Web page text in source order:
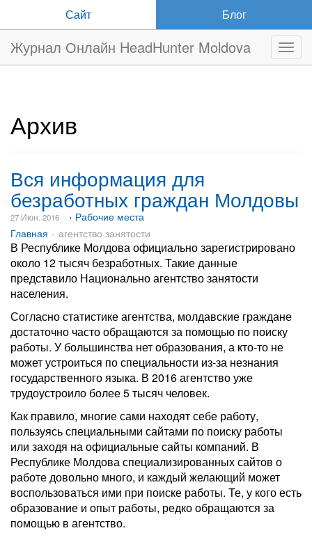
Сайт Блог
Журнал Онлайн HeadHunter Moldova
Архив
Вся информация для
безработных граждан Молдовы
27 Июн. 2016
› Рабочие места
Главная
агентство занятости
В Республике Молдова официально зарегистрировано
около 12 тысяч безработных. Такие данные
представило Национально агентство занятости
населения.
Согласно статистике агентства, молдавские граждане
достаточно часто обращаются за помощью по поиску
работы. У большинства нет образования, а кто-то не
может устроиться по специальности из-за незнания
государственного языка. В 2016 агентство уже
трудоустроило более 5 тысяч человек.
Как правило, многие сами находят себе работу,
пользуясь специальными сайтами по поиску работы
или заходя на официальные сайты компаний. В
Республике Молдова специализированных сайтов о
работе довольно много, и каждый желающий может
воспользоваться ими при поиске работы. Те, у кого есть
образование и опыт работы, редко обращаются за
помощью в агентство.